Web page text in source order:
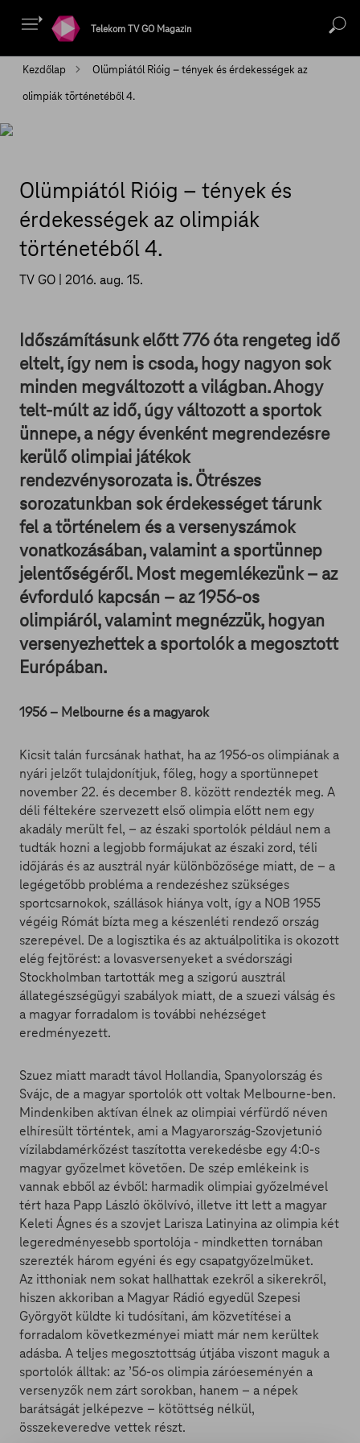
Telekom TV GO Magazin
Kezdőlap
Olümpiától Rióig – tények és érdekességek az
olimpiák történetéből 4.
Olümpiától Rióig – tények és
érdekességek az olimpiák
történetéből 4.
TV GO | 2016. aug. 15.
Időszámításunk előtt 776 óta rengeteg idő
eltelt, így nem is csoda, hogy nagyon sok
minden megváltozott a világban. Ahogy
telt-múlt az idő, úgy változott a sportok
ünnepe, a négy évenként megrendezésre
kerülő olimpiai játékok
rendezvénysorozata is. Ötrészes
sorozatunkban sok érdekességet tárunk
fel a történelem és a versenyszámok
vonatkozásában, valamint a sportünnep
jelentőségéről. Most megemlékezünk – az
évforduló kapcsán – az 1956-os
olimpiáról, valamint megnézzük, hogyan
versenyezhettek a sportolók a megosztott
Európában.
1956 – Melbourne és a magyarok
Kicsit talán furcsának hathat, ha az 1956-os olimpiának a
nyári jelzőt tulajdonítjuk, főleg, hogy a sportünnepet
november 22. és december 8. között rendezték meg. A
déli féltekére szervezett első olimpia előtt nem egy
akadály merült fel, – az északi sportolók például nem a
tudták hozni a legjobb formájukat az északi zord, téli
időjárás és az ausztrál nyár különbözősége miatt, de – a
legégetőbb probléma a rendezéshez szükséges
sportcsarnokok, szállások hiánya volt, így a NOB 1955
végéig Rómát bízta meg a készenléti rendező ország
szerepével. De a logisztika és az aktuálpolitika is okozott
elég fejtörést: a lovasversenyeket a svédországi
Stockholmban tartották meg a szigorú ausztrál
állategészségügyi szabályok miatt, de a szuezi válság és
a magyar forradalom is további nehézséget
eredményezett.
Szuez miatt maradt távol Hollandia, Spanyolország és
Svájc, de a magyar sportolók ott voltak Melbourne-ben.
Mindenkiben aktívan élnek az olimpiai vérfürdő néven
elhíresült történtek, ami a Magyarország-Szovjetunió
vízilabdamérkőzést taszította verekedésbe egy 4:0-s
magyar győzelmet követően. De szép emlékeink is
vannak ebből az évből: harmadik olimpiai győzelmével
tért haza Papp László ökölvívó, illetve itt lett a magyar
Keleti Ágnes és a szovjet Larisza Latinyina az olimpia két
legeredményesebb sportolója - mindketten tornában
szerezték három egyéni és egy csapatgyőzelmüket.
Az itthoniak nem sokat hallhattak ezekről a sikerekről,
hiszen akkoriban a Magyar Rádió egyedül Szepesi
Györgyöt küldte ki tudósítani, ám közvetítései a
forradalom következményei miatt már nem kerültek
adásba. A teljes megosztottság útjába viszont maguk a
sportolók álltak: az ’56-os olimpia záróeseményén a
versenyzők nem zárt sorokban, hanem – a népek
barátságát jelképezve – kötöttség nélkül,
összekeveredve vettek részt.